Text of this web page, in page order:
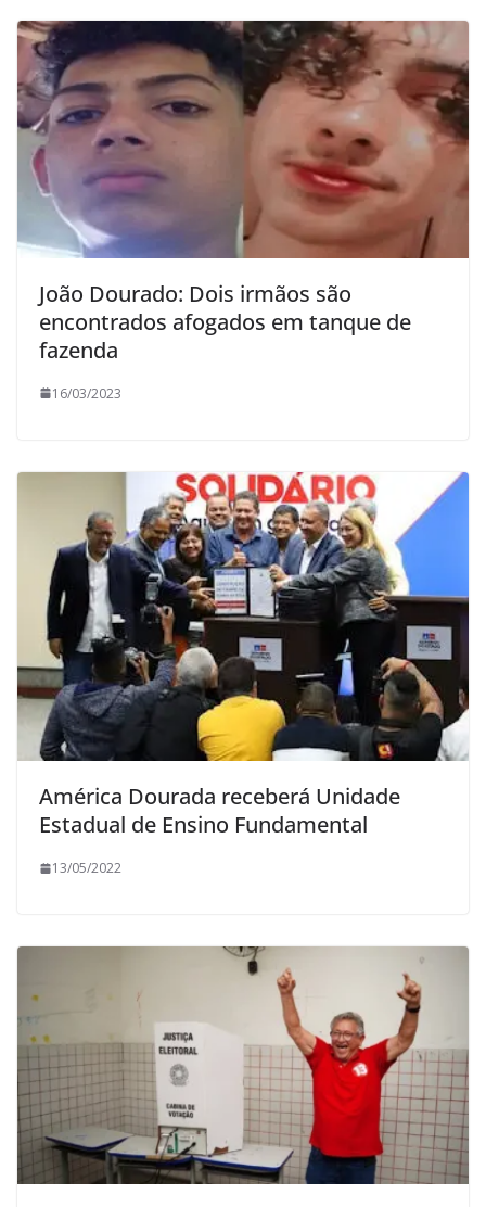
João Dourado: Dois irmãos são
encontrados afogados em tanque de
fazenda
16/03/2023
América Dourada receberá Unidade
Estadual de Ensino Fundamental
13/05/2022